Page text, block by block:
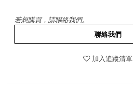
若想購買，請聯絡我們。
聯絡我們
加入追蹤清單